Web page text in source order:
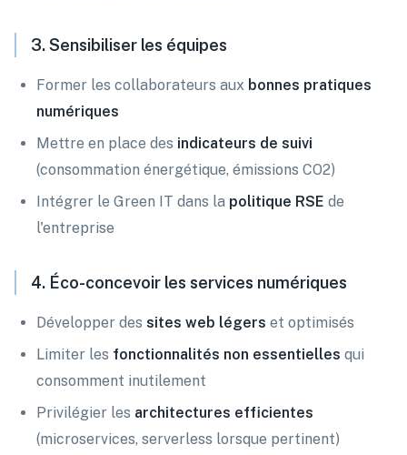
3. Sensibiliser les équipes
Former les collaborateurs aux bonnes pratiques
numériques
Mettre en place des indicateurs de suivi
(consommation énergétique, émissions CO2)
Intégrer le Green IT dans la politique RSE de
l'entreprise
4. Éco-concevoir les services numériques
Développer des sites web légers et optimisés
Limiter les fonctionnalités non essentielles qui
consomment inutilement
Privilégier les architectures efficientes
(microservices, serverless lorsque pertinent)